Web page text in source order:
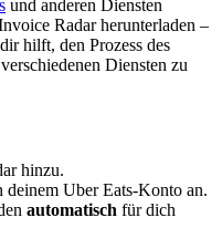
und anderen Diensten
Radar herunterladen –
hilft, den Prozess des
Diensten zu
hinzu.
deinem Uber Eats-Konto an.
automatisch für dich